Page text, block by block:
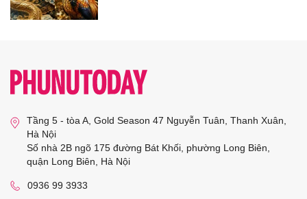
Tầng 5 - tòa A, Gold Season 47 Nguyễn Tuân, Thanh Xuân,
Hà Nội
Số nhà 2B ngõ 175 đường Bát Khối, phường Long Biên,
quận Long Biên, Hà Nội
0936 99 3933